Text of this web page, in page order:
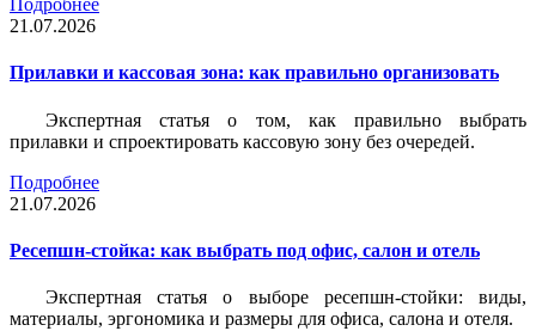
Подробнее
21.07.2026
Прилавки и кассовая зона: как правильно организовать
Экспертная статья о том, как правильно выбрать
прилавки и спроектировать кассовую зону без очередей.
Подробнее
21.07.2026
Ресепшн-стойка: как выбрать под офис, салон и отель
Экспертная статья о выборе ресепшн-стойки: виды,
материалы, эргономика и размеры для офиса, салона и отеля.